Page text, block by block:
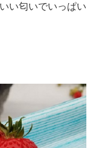
い匂いでいっぱい